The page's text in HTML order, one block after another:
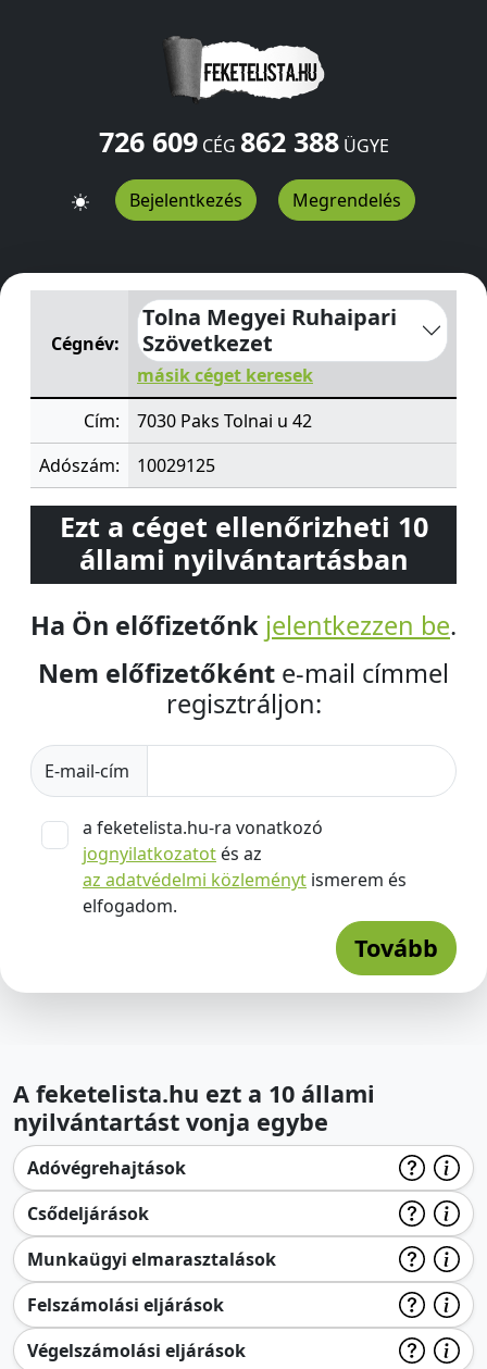
726 609CÉG 862 388ÜGYE
Bejelentkezés Megrendelés
Tolna Megyei Ruhaipari SzövetkezetTolnai u 42Paks
Cégnév:
Tolna Megyei Ruhaipari
Szövetkezet
másik céget keresek
Cím:
7030 Paks Tolnai u 42
Adószám:
10029125
Ezt a céget ellenőrizheti 10
állami nyilvántartásban
Ha Ön előfizetőnk jelentkezzen be.
Nem előfizetőként e-mail címmel
regisztráljon:
E-mail-cím
a feketelista.hu-ra vonatkozó
jognyilatkozatot és az
az adatvédelmi közleményt ismerem és
elfogadom.
Tovább
A feketelista.hu ezt a 10 állami
nyilvántartást vonja egybe
Adóvégrehajtások
Csődeljárások
Munkaügyi elmarasztalások
Felszámolási eljárások
Végelszámolási eljárások